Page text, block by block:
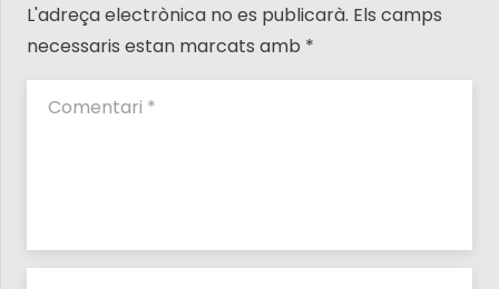
L'adreça electrònica no es publicarà. Els camps
necessaris estan marcats amb *